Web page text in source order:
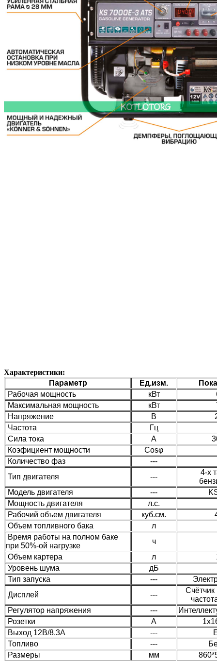
Характеристики:
Параметр
Ед.изм.
Рабочая мощность
кВт
Максимальная мощность
кВт
Напряжение
В
Частота
Гц
Сила тока
А
Коэфициент мощности
Cosφ
Количество фаз
---
Тип двигателя
---
4-х
Модель двигателя
---
Мощность двигателя
л.с.
Рабочий объем двигателя
куб.см.
Объем топливного бака
л
Время работы на полном баке
при 50%-ой нагрузке
ч
Объем картера
л
Уровень шума
дБ
Тип запуска
---
Дисплей
---
Счётчик
Регулятор напряжения
---
Розетки
А
Выход 12В/8,3А
---
Топливо
---
Размеры
мм